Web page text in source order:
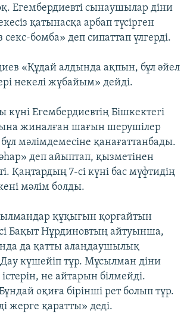
Егембердиевті сынаушылар діни
қатынасқа арбап түсірген
секс-бомба» деп сипаттап үлгерді.
«Құдай алдында ақпын, бұл әйел
некелі жұбайым» дейді.
Егембердиевтің Бішкектегі
жиналған шағын шерушілер
мәлімдемесіне қанағаттанбады.
деп айыптап, қызметінен
Қаңтардың 7-сі күні бас мүфтидің
мәлім болды.
құқығын қорғайтын
Бақыт Нұрдиновтың айтуынша,
да қатты алаңдаушылық
күшейіп тұр. Мұсылман діни
не айтарын білмейді.
оқиға бірінші рет болып тұр.
жерге қаратты» деді.